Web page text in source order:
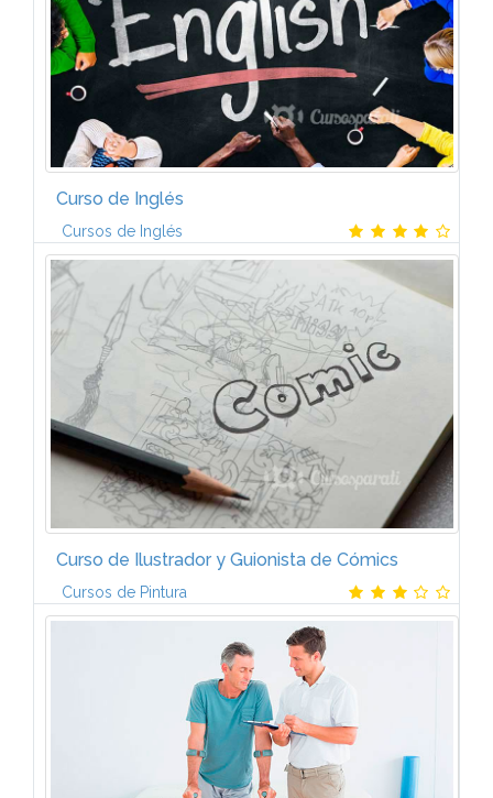
Curso de Inglés
Cursos de Inglés
Serás capaz de expresar opiniones, necesidades y
preferencias en contextos conocidos así como
exponer tus necesidades en el trabajo. El inglés en el
trabajo es más que...
Curso de Ilustrador y Guionista de Cómics
Cursos de Pintura
Gracias al temario del Curso de Ilustrador y Guionista
de cómics de CCC tendrás una formación artística y
técnica lo más completa posible sobre el mundo